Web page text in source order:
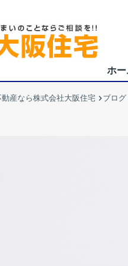
ホー
産なら株式会社大阪住宅 ブログ